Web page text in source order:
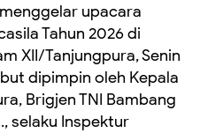
upacara
Tahun 2026 di
XII/Tanjungpura, Senin
dipimpin oleh Kepala
Brigjen TNI Bambang
selaku Inspektur